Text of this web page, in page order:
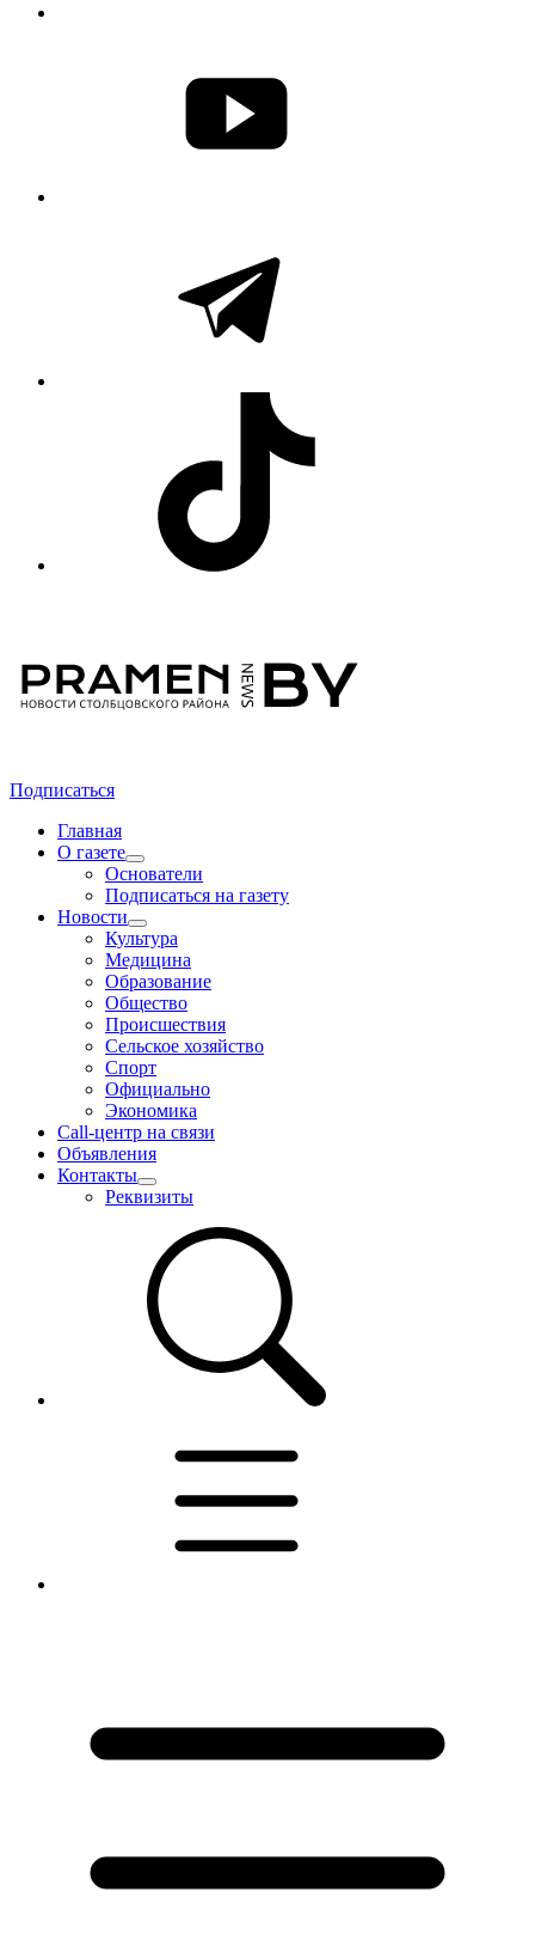
Подписаться
Главная
О газете
Основатели
Подписаться на газету
Новости
Культура
Медицина
Образование
Общество
Происшествия
Сельское хозяйство
Спорт
Официально
Экономика
Call-центр на связи
Объявления
Контакты
Реквизиты